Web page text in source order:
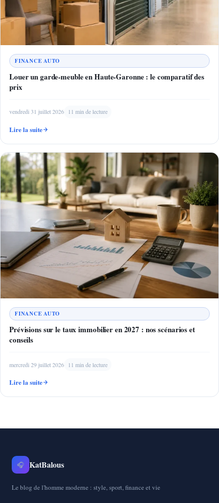
FINANCE AUTO
Louer un garde-meuble en Haute-Garonne : le comparatif des
prix
vendredi 31 juillet 2026 11 min de lecture
Lire la suite
FINANCE AUTO
Prévisions sur le taux immobilier en 2027 : nos scénarios et
conseils
mercredi 29 juillet 2026 11 min de lecture
Lire la suite
🎧 KatBalous
Le blog de l'homme moderne : style, sport, finance et vie